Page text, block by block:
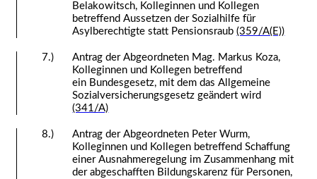
Belakowitsch, Kolleginnen und Kollegen
betreffend Aussetzen der Sozialhilfe für
Asylberechtigte statt Pensionsraub(359/A(E))
7.)
Antrag der Abgeordneten Mag. Markus Koza,
Kolleginnen und Kollegen betreffend
ein Bundesgesetz, mit dem das Allgemeine
Sozialversicherungsgesetz geändert wird
(341/A)
8.)
Antrag der Abgeordneten Peter Wurm,
Kolleginnen und Kollegen betreffend Schaffung
einer Ausnahmeregelung im Zusammenhang mit
der abgeschafften Bildungskarenz für Personen,